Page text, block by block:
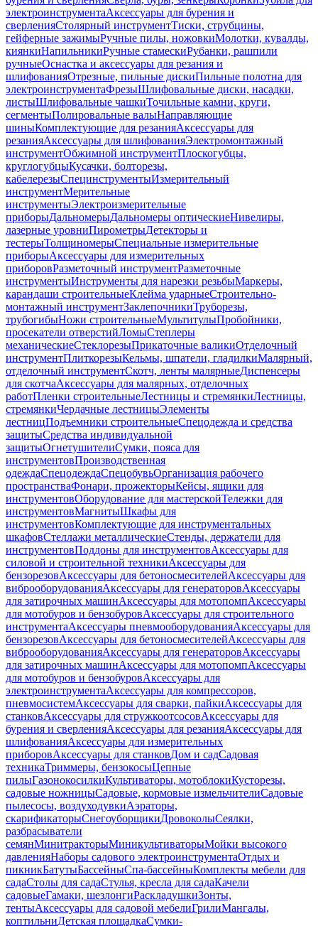
электроинструментаАксессуары для бурения и
сверленияСтолярный инструментТиски, струбцины,
гейферные зажимыРучные пилы, ножовкиМолотки, кувалды,
киянкиНапильникиРучные стамескиРубанки, рашпили
ручныеОснастка и аксессуары для резания и
шлифованияОтрезные, пильные дискиПильные полотна для
электроинструментаФрезыШлифовальные диски, насадки,
листыШлифовальные чашкиТочильные камни, круги,
сегментыПолировальные валыНаправляющие
шиныКомплектующие для резанияАксессуары для
резанияАксессуары для шлифованияЭлектромонтажный
инструментОбжимной инструментПлоскогубцы,
круглогубцыКусачки, болторезы,
кабелерезыСпецинструментыИзмерительный
инструментМерительные
инструментыЭлектроизмерительные
приборыДальномерыДальномеры оптическиеНивелиры,
лазерные уровниПирометрыДетекторы и
тестерыТолщиномерыСпециальные измерительные
приборыАксессуары для измерительных
приборовРазметочный инструментРазметочные
инструментыИнструменты для нарезки резьбыМаркеры,
карандаши строительныеКлейма ударныеСтроительно-
монтажный инструментЗаклепочникиТруборезы,
трубогибыНожи строительныеМультитулыПробойники,
просекатели отверстийЛомыСтеплеры
механическиеСтеклорезыПрикаточные валикиОтделочный
инструментПлиткорезыКельмы, шпатели, гладилкиМалярный,
отделочный инструментСкотч, ленты малярныеДиспенсеры
для скотчаАксессуары для малярных, отделочных
работПленки строительныеЛестницы и стремянкиЛестницы,
стремянкиЧердачные лестницыЭлементы
лестницПодъемники строительныеСпецодежда и средства
защитыСредства индивидуальной
защитыОгнетушителиСумки, пояса для
инструментовПроизводственная
одеждаСпецодеждаСпецобувьОрганизация рабочего
пространстваФонари, прожекторыКейсы, ящики для
инструментовОборудование для мастерскойТележки для
инструментовМагнитыШкафы для
инструментовКомплектующие для инструментальных
шкафовСтеллажи металлическиеСтенды, держатели для
инструментовПоддоны для инструментовАксессуары для
силовой и строительной техникиАксессуары для
бензорезовАксессуары для бетоносмесителейАксессуары для
виброоборудованияАксессуары для генераторовАксессуары
для затирочных машинАксессуары для мотопомпАксессуары
для мотобуров и бензобуровАксессуары для строительного
инструментаАксессуары пневмооборудованияАксессуары для
бензорезовАксессуары для бетоносмесителейАксессуары для
виброоборудованияАксессуары для генераторовАксессуары
для затирочных машинАксессуары для мотопомпАксессуары
для мотобуров и бензобуровАксессуары для
электроинструментаАксессуары для компрессоров,
пневмосистемАксессуары для сварки, пайкиАксессуары для
станковАксессуары для стружкоотсосовАксессуары для
бурения и сверленияАксессуары для резанияАксессуары для
шлифованияАксессуары для измерительных
приборовАксессуары для станковДом и садСадовая
техникаТриммеры, бензокосыЦепные
пилыГазонокосилкиКультиваторы, мотоблокиКусторезы,
садовые ножницыСадовые, кормовые измельчителиСадовые
пылесосы, воздуходувкиАэраторы,
скарификаторыСнегоуборщикиДровоколыСеялки,
разбрасыватели
семянМинитракторыМиникультиваторыМойки высокого
давленияНаборы садового электроинструментаОтдых и
пикникБатутыБассейныСпа-бассейныКомплекты мебели для
садаСтолы для садаСтулья, кресла для садаКачели
садовыеГамаки, шезлонгиРаскладушкиЗонты,
тентыАксессуары для садовой мебелиГрилиМангалы,
коптильниДетская площадкаСумки-